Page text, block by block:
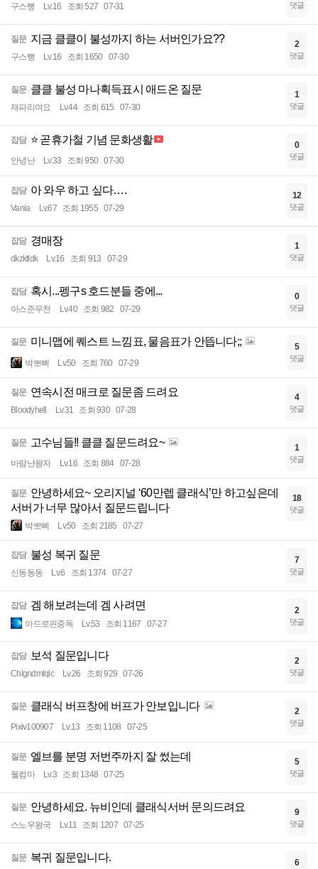
구스뻥 Lv.16 조회 527 07-31 댓글
질문 지금 클클이 불성까지 하는 서버인가요??
구스뻥 Lv.16 조회 1650 07-30
2
댓글
질문 클클 불성 마나획득표시 애드온 질문
재파리여요 Lv.44 조회 615 07-30
1
댓글
잡담 ⭐ 곧휴가철 기념 문화생활
안녕난 Lv.33 조회 950 07-30
0
댓글
잡담 아 와우 하고 싶다….
Vania Lv.67 조회 1955 07-29
12
댓글
잡담 경매장
dkzktldk Lv.16 조회 913 07-29
1
댓글
잡담 혹시...펭구s 호드분들 중에...
아스준무천 Lv.40 조회 982 07-29
0
댓글
질문 미니맵에 퀘스트 느낌표, 물음표가 안뜹니다;;
박뽀삐 Lv.50 조회 760 07-29
5
댓글
질문 연속시전 매크로 질문좀 드려요
Bloodyhell Lv.31 조회 930 07-28
4
댓글
질문 고수님들!! 클클 질문드려요~
바람난왕자 Lv.16 조회 884 07-28
1
댓글
질문 안녕하세요~ 오리지널 ‘60만렙 클래식’만 하고싶은데
서버가 너무 많아서 질문드립니다
박뽀삐 Lv.50 조회 2185 07-27
18
댓글
잡담 불성 복귀 질문
신동동동 Lv.6 조회 1374 07-27
7
댓글
잡담 겜 해보려는데 겜 사려면
아드로핀중독 Lv.53 조회 1167 07-27
2
댓글
잡담 보석 질문입니다
Chlgndmlqlc Lv.26 조회 929 07-26
2
댓글
질문 클래식 버프창에 버프가 안보입니다
Pixiv100907 Lv.13 조회 1108 07-25
2
댓글
질문 엘브를 분명 저번주까지 잘 썼는데
웰컴마 Lv.3 조회 1348 07-25
5
댓글
질문 안녕하세요. 뉴비인데 클래식서버 문의드려요
스노우왕국 Lv.11 조회 1207 07-25
9
댓글
질문 복귀 질문입니다. 6